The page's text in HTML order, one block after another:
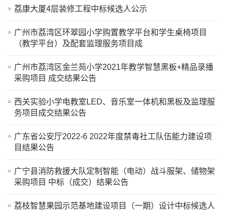
荔康大厦4层装修工程中标候选人公示
广州市荔湾区环翠园小学购置教学平台和学生桌椅项目
（教学平台）及配套监理服务项目成
广州市荔湾区金兰苑小学2021年教学智慧黑板+精品录播
采购项目 成交结果公告
西关实验小学电教室LED、音乐室一体机和黑板及监理服
务项目成交结果公告
广东省公安厅2022-6 2022年度禁毒社工队伍能力建设项
目结果公告
广宁县消防救援大队定制智能（电动）战斗服架、储物架
采购项目 中标（成交）结果公告
荔枝智慧果园示范基地建设项目（一期）设计中标候选人